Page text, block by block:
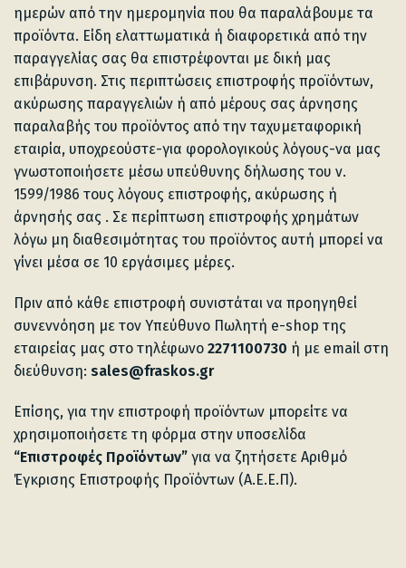
ημερών από την ημερομηνία που θα παραλάβουμε τα
προϊόντα. Είδη ελαττωματικά ή διαφορετικά από την
παραγγελίας σας θα επιστρέφονται με δική μας
επιβάρυνση. Στις περιπτώσεις επιστροφής προϊόντων,
ακύρωσης παραγγελιών ή από μέρους σας άρνησης
παραλαβής του προϊόντος από την ταχυμεταφορική
εταιρία, υποχρεούστε-για φορολογικούς λόγους-να μας
γνωστοποιήσετε μέσω υπεύθυνης δήλωσης του ν.
1599/1986 τους λόγους επιστροφής, ακύρωσης ή
άρνησής σας . Σε περίπτωση επιστροφής χρημάτων
λόγω μη διαθεσιμότητας του προϊόντος αυτή μπορεί να
γίνει μέσα σε 10 εργάσιμες μέρες.
Πριν από κάθε επιστροφή συνιστάται να προηγηθεί
συνεννόηση με τον Υπεύθυνο Πωλητή e-shop της
εταιρείας μας στο τηλέφωνο 2271100730 ή με email στη
διεύθυνση: sales@fraskos.gr
Επίσης, για την επιστροφή προϊόντων μπορείτε να
χρησιμοποιήσετε τη φόρμα στην υποσελίδα
“Επιστροφές Προϊόντων” για να ζητήσετε Αριθμό
Έγκρισης Επιστροφής Προϊόντων (Α.Ε.Ε.Π).